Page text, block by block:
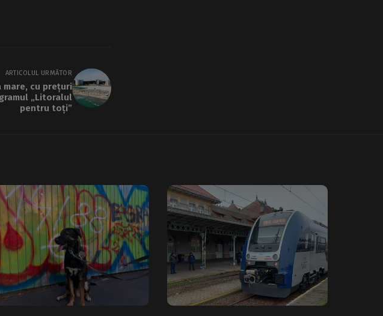
ARTICOLUL URMĂTOR
cu prețuri
„Litoralul
pentru toți”